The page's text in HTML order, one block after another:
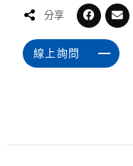
分享
線上詢問